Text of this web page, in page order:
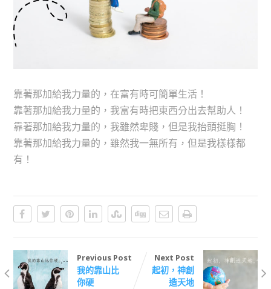
靠著那加給我力量的，在富有時可簡單生活！
靠著那加給我力量的，我富有時把東西分出去幫助人！
靠著那加給我力量的，我雖然卑賤，但是我抬頭挺胸！
靠著那加給我力量的，雖然我一無所有，但是我樣樣都
有！
Previous Post
我的靠山比
你硬
Next Post
起初，神創
造天地